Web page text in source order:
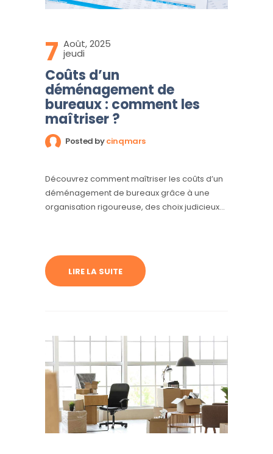
7 Août, 2025
jeudi
Coûts d’un
déménagement de
bureaux : comment les
maîtriser ?
Posted bycinqmars
Découvrez comment maîtriser les coûts d’un
déménagement de bureaux grâce à une
organisation rigoureuse, des choix judicieux
LIRE LA SUITE